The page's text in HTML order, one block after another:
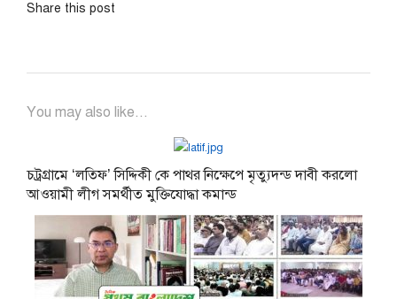
Share this post
You may also like...
চট্রগ্রামে ‘লতিফ’ সিদ্দিকী কে পাথর নিক্ষেপে মৃত্যুদন্ড দাবী করলো
আওয়ামী লীগ সমর্থীত মুক্তিযোদ্ধা কমান্ড